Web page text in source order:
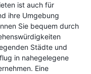
ist auch für
ihre Umgebung
Sie bequem durch
Städte und
in nahegelegene
Eine